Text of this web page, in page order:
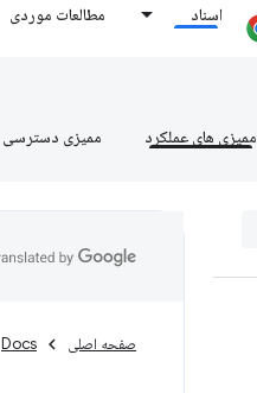
اسناد مطالعات موردی
ممیزی های عملکرد ممیزی دسترسی
صفحه اصلی Docs